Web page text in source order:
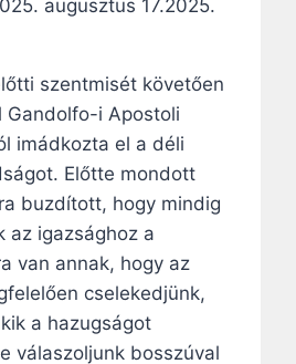
augusztus 17.2025.
szentmisét követően
Gandolfo-i Apostoli
imádkozta el a déli
Előtte mondott
buzdított, hogy mindig
az igazsághoz a
van annak, hogy az
cselekedjünk,
a hazugságot
válaszoljunk bosszúval